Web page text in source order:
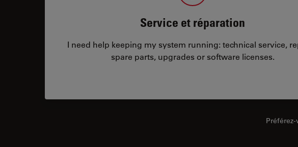
Service et réparation
I need help keeping my system running: technical service,
spare parts, upgrades or software licenses.